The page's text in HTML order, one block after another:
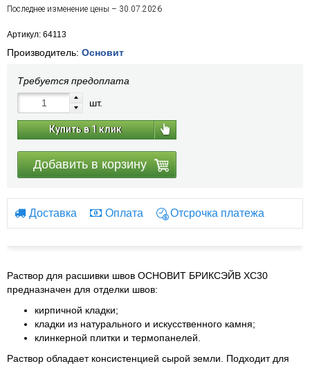
Последнее изменение цены – 30.07.2026
Артикул: 64113
Производитель: Основит
Требуется предоплата
шт.
Купить в 1 клик
Добавить в корзину
Доставка Оплата Отсрочка платежа
Раствор для расшивки швов ОСНОВИТ БРИКСЭЙВ ХС30
предназначен для отделки швов:
кирпичной кладки;
кладки из натурального и искусственного камня;
клинкерной плитки и термопанелей.
Раствор обладает консистенцией сырой земли. Подходит для